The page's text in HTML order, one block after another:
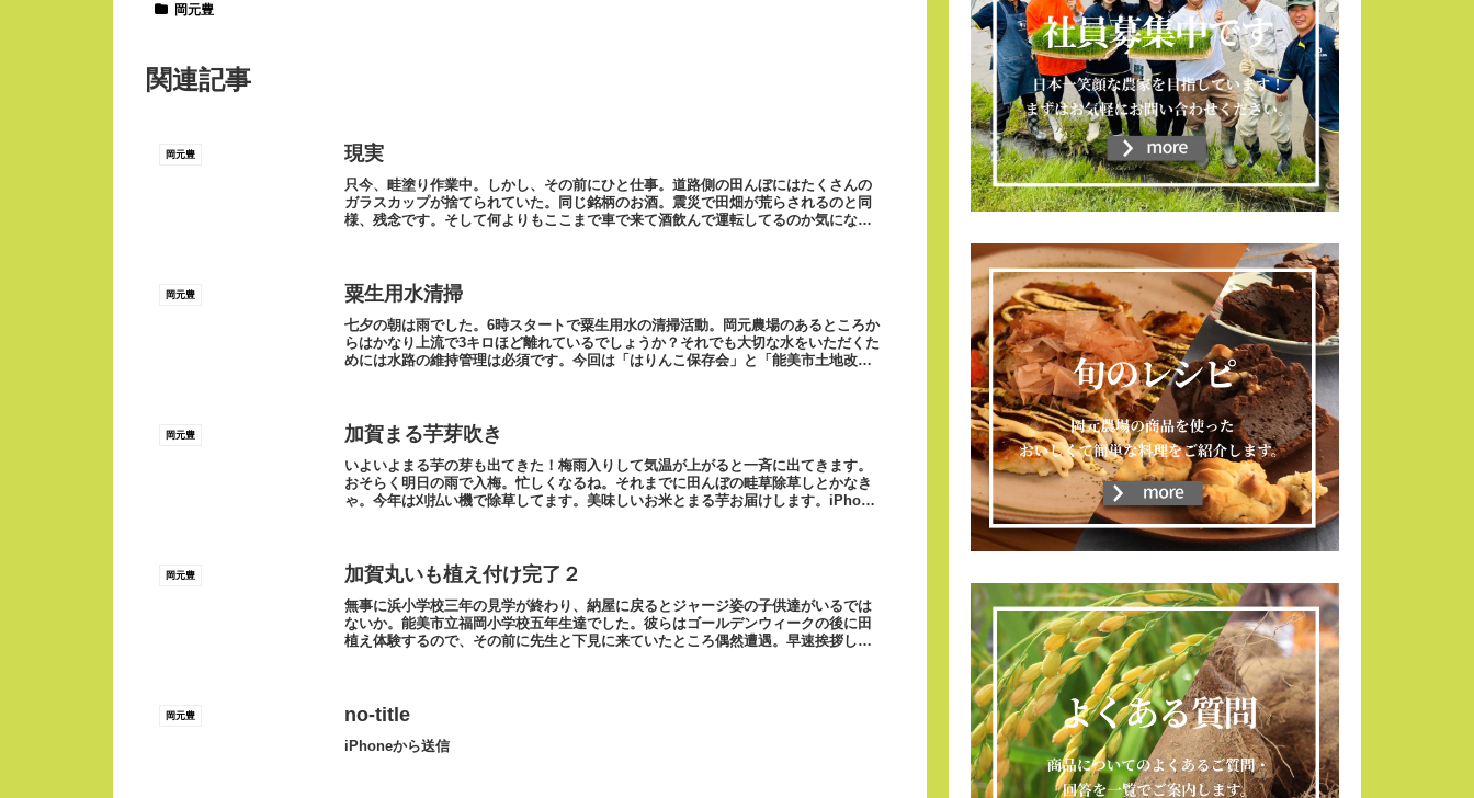
岡元豊
関連記事
岡元豊 現実
只今、畦塗り作業中。しかし、その前にひと仕事。道路側の田んぼにはたくさんの
ガラスカップが捨てられていた。同じ銘柄のお酒。震災で田畑が荒らされるのと同
様、残念です。そして何よりもここまで車で来て酒飲んで運転してるのか気になり
岡元豊 粟生用水清掃
七夕の朝は雨でした。6時スタートで粟生用水の清掃活動。岡元農場のあるところか
らはかなり上流で3キロほど離れているでしょうか？それでも大切な水をいただくた
めには水路の維持管理は必須です。今回は「はりんこ保存会」と「能美市土地改良
岡元豊 加賀まる芋芽吹き
いよいよまる芋の芽も出てきた！梅雨入りして気温が上がると一斉に出てきます。
おそらく明日の雨で入梅。忙しくなるね。それまでに田んぼの畦草除草しとかなき
ゃ。今年は刈払い機で除草してます。美味しいお米とまる芋お届けします。iPhone
岡元豊 加賀丸いも植え付け完了２
無事に浜小学校三年の見学が終わり、納屋に戻るとジャージ姿の子供達がいるでは
ないか。能美市立福岡小学校五年生達でした。彼らはゴールデンウィークの後に田
植え体験するので、その前に先生と下見に来ていたところ偶然遭遇。早速挨拶して
岡元豊 no-title
iPhoneから送信